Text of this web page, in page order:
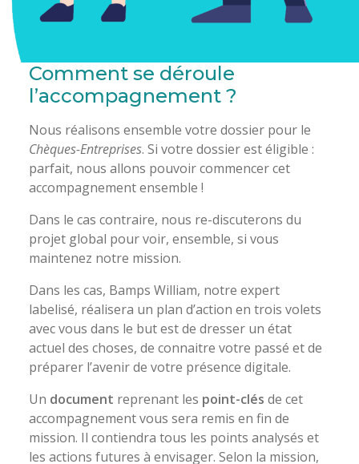
Comment se déroule
l’accompagnement ?
Nous réalisons ensemble votre dossier pour le
Chèques-Entreprises. Si votre dossier est éligible :
parfait, nous allons pouvoir commencer cet
accompagnement ensemble !
Dans le cas contraire, nous re-discuterons du
projet global pour voir, ensemble, si vous
maintenez notre mission.
Dans les cas, Bamps William, notre expert
labelisé, réalisera un plan d’action en trois volets
avec vous dans le but est de dresser un état
actuel des choses, de connaitre votre passé et de
préparer l’avenir de votre présence digitale.
Un document reprenant les point-clés de cet
accompagnement vous sera remis en fin de
mission. Il contiendra tous les points analysés et
les actions futures à envisager. Selon la mission,